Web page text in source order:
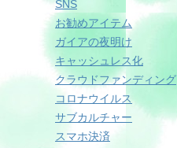
SNS
お勧めアイテム
ガイアの夜明け
キャッシュレス化
クラウドファンディング
コロナウイルス
サブカルチャー
スマホ決済